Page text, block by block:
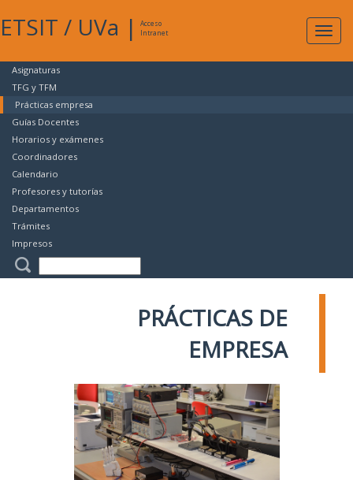
ETSIT / UVa |
Acceso
Intranet
Asignaturas
TFG y TFM
Prácticas empresa
Guías Docentes
Horarios y exámenes
Coordinadores
Calendario
Profesores y tutorías
Departamentos
Trámites
Impresos
PRÁCTICAS DE
EMPRESA